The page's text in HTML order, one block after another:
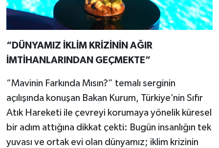
“DÜNYAMIZ İKLİM KRİZİNİN AĞIR
İMTİHANLARINDAN GEÇMEKTE”
“Mavinin Farkında Mısın?” temalı serginin
açılışında konuşan Bakan Kurum, Türkiye’nin Sıfır
Atık Hareketi ile çevreyi korumaya yönelik küresel
bir adım attığına dikkat çekti: Bugün insanlığın tek
yuvası ve ortak evi olan dünyamız; iklim krizinin